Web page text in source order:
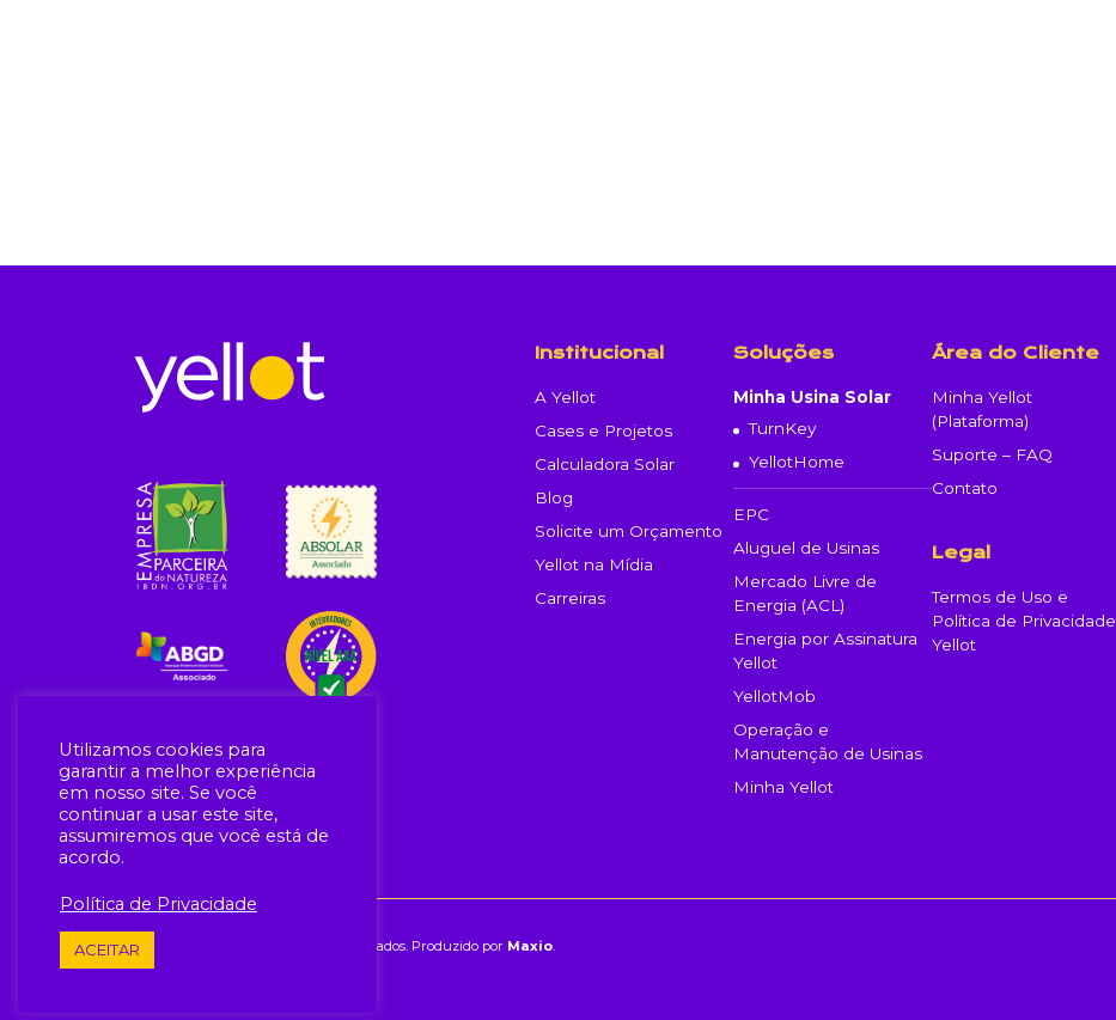
Institucional
A Yellot
Cases e Projetos
Calculadora Solar
Blog
Solicite um Orçamento
Yellot na Mídia
Carreiras
Soluções
Minha Usina Solar
TurnKey
YellotHome
EPC
Aluguel de Usinas
Mercado Livre de
Energia (ACL)
Energia por Assinatura
Yellot
YellotMob
Operação e
Manutenção de Usinas
Minha Yellot
Área do Cliente
Minha Yellot
(Plataforma)
Suporte – FAQ
Contato
Legal
Termos de Uso e
Política de Privacidade
Yellot
© Yellot 2026. Todos os direitos reservados. Produzido por Maxio.
Utilizamos cookies para
garantir a melhor experiência
em nosso site. Se você
continuar a usar este site,
assumiremos que você está de
acordo.
Política de Privacidade
ACEITAR